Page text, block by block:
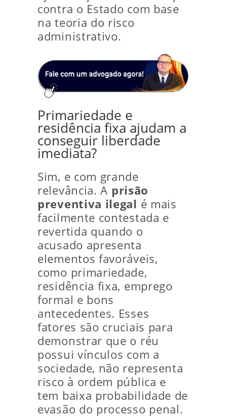
contra o Estado com base
na teoria do risco
administrativo.
Primariedade e
residência fixa ajudam a
conseguir liberdade
imediata?
Sim, e com grande
relevância. A prisão
preventiva ilegal é mais
facilmente contestada e
revertida quando o
acusado apresenta
elementos favoráveis,
como primariedade,
residência fixa, emprego
formal e bons
antecedentes. Esses
fatores são cruciais para
demonstrar que o réu
possui vínculos com a
sociedade, não representa
risco à ordem pública e
tem baixa probabilidade de
evasão do processo penal.